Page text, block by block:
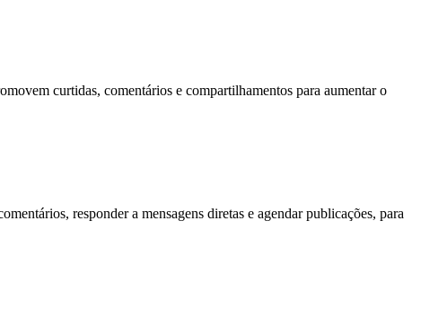
curtidas, comentários e compartilhamentos para aumentar o
responder a mensagens diretas e agendar publicações, para